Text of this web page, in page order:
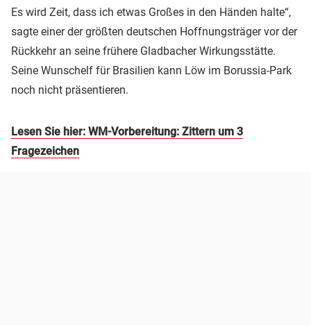
Es wird Zeit, dass ich etwas Großes in den Händen halte“,
sagte einer der größten deutschen Hoffnungsträger vor der
Rückkehr an seine frühere Gladbacher Wirkungsstätte.
Seine Wunschelf für Brasilien kann Löw im Borussia-Park
noch nicht präsentieren.
Lesen Sie hier: WM-Vorbereitung: Zittern um 3
Fragezeichen